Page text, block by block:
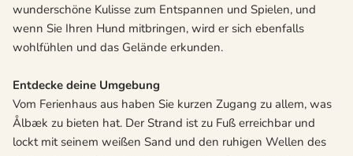
wunderschöne Kulisse zum Entspannen und Spielen, und
wenn Sie Ihren Hund mitbringen, wird er sich ebenfalls
wohlfühlen und das Gelände erkunden.
Entdecke deine Umgebung
Vom Ferienhaus aus haben Sie kurzen Zugang zu allem, was
Ålbæk zu bieten hat. Der Strand ist zu Fuß erreichbar und
lockt mit seinem weißen Sand und den ruhigen Wellen des